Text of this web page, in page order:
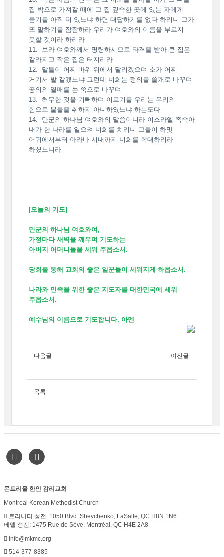
집 밖으로 가져갈 때에 그 집 깊숙한 곳에 있는 자에게
묻기를 아직 더 있느냐 하면 대답하기를 없다 하리니 그가
또 말하기를 잠잠하라 우리가 여호와의 이름을 부르지
못할 것이라 하리라
11. 보라 여호와께서 명령하시므로 타격을 받아 큰 집은
갈라지고 작은 집은 터지리라
12. 말들이 어찌 바위 위에서 달리겠으며 소가 어찌
거기서 밭 갈겠느냐 그런데 너희는 정의를 쓸개로 바꾸며
공의의 열매를 쓴 쑥으로 바꾸며
13. 허무한 것을 기뻐하며 이르기를 우리는 우리의
힘으로 뿔들을 취하지 아니하였느냐 하는도다
14. 만군의 하나님 여호와의 말씀이니라 이스라엘 족속아
내가 한 나라를 일으켜 너희를 치리니 그들이 하맛
어귀에서부터 아라바 시내까지 너희를 학대하리라
하셨느니라
[오늘의 기도]
만군의 하나님 여호와여,
가정마다 새벽을 깨우며 기도하는
아버지 어머니들을 세워 주옵소서.
당회를 통해 교회의 좋은 일꾼들이 세워지게 하옵소서.
나라와 민족을 위한 좋은 지도자를 대한민국에 세워
주옵소서.
예수님의 이름으로 기도합니다. 아멘
다음글 이전글
목록
몬트리올 한인 감리교회
Montreal Korean Methodist Church
트리니티 성전: 1050 Blvd. Shevchenko, LaSalle, QC H8N 1N6
베델 성전: 1475 Rue de Sève, Montréal, QC H4E 2A8
info@mkmc.org
514-377-8385